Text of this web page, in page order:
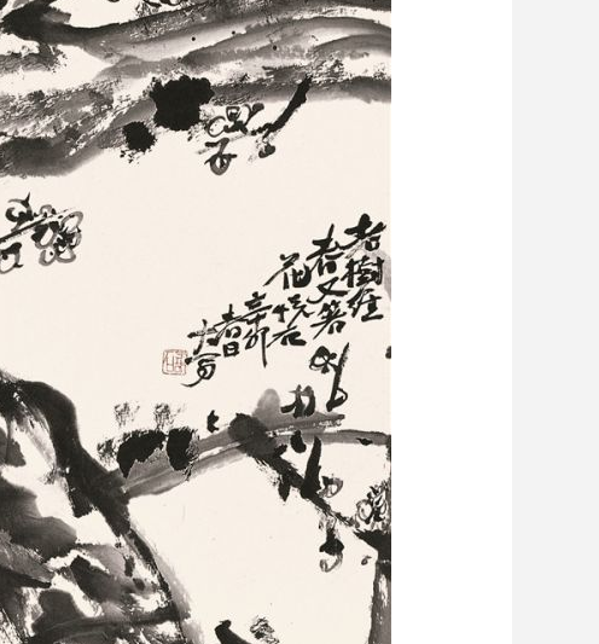
阅读 艺术 汽车 数智 5G 产业+
洋 天气 才艺 网展 央央好物